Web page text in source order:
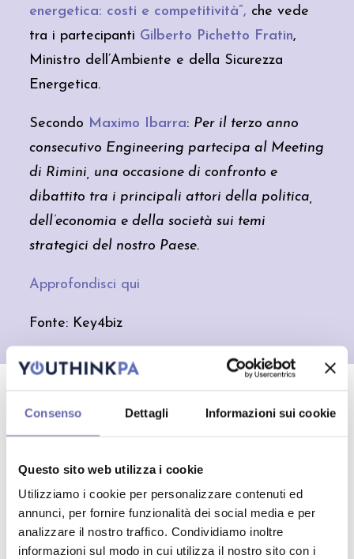
Consenso Dettagli Informazioni sui cookie
Questo sito web utilizza i cookie
Utilizziamo i cookie per personalizzare contenuti ed
annunci, per fornire funzionalità dei social media e per
analizzare il nostro traffico. Condividiamo inoltre
informazioni sul modo in cui utilizza il nostro sito con i
energetica: costi e competitività”, che vede
tra i partecipanti Gilberto Pichetto Fratin,
Ministro dell’Ambiente e della Sicurezza
Energetica.
Secondo Maximo Ibarra: Per il terzo anno
consecutivo Engineering partecipa al Meeting
di Rimini, una occasione di confronto e
dibattito tra i principali attori della politica,
dell’economia e della società sui temi
strategici del nostro Paese.
Approfondisci qui
Fonte: Key4biz
Potrebbe interessarti anche
Sole 24
perché è stato bocciato
antonionaddeo.blog
punta (ancora) alla stabilità
Sole 24
Al via l’Isee antifrode. Dalle
servirà più presentarlo
sabato 21 febbraio
antonionaddeo.blog
Aumento stipendi sanità, arriva
l’ok per medici e altri dirigenti con
il nuovo Ccnl
sabato 14 febbraio